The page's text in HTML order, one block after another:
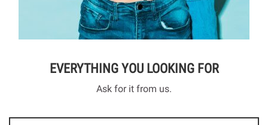
EVERYTHING YOU LOOKING FOR
Ask for it from us.